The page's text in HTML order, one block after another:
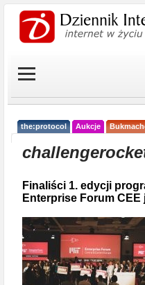
the:protocol Aukcje
Finaliści 1. edycji
Enterprise Forum